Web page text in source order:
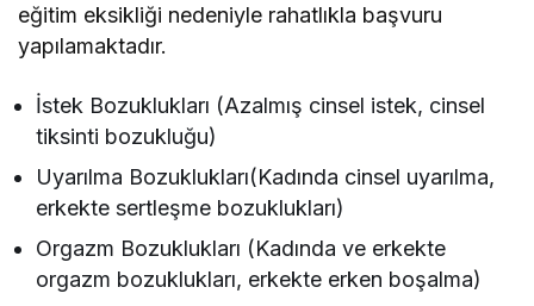
eğitim eksikliği nedeniyle rahatlıkla başvuru
yapılamaktadır.
İstek Bozuklukları (Azalmış cinsel istek, cinsel
tiksinti bozukluğu)
Uyarılma Bozuklukları(Kadında cinsel uyarılma,
erkekte sertleşme bozuklukları)
Orgazm Bozuklukları (Kadında ve erkekte
orgazm bozuklukları, erkekte erken boşalma)